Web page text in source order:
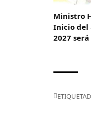
Ministro
Inicio del
2027